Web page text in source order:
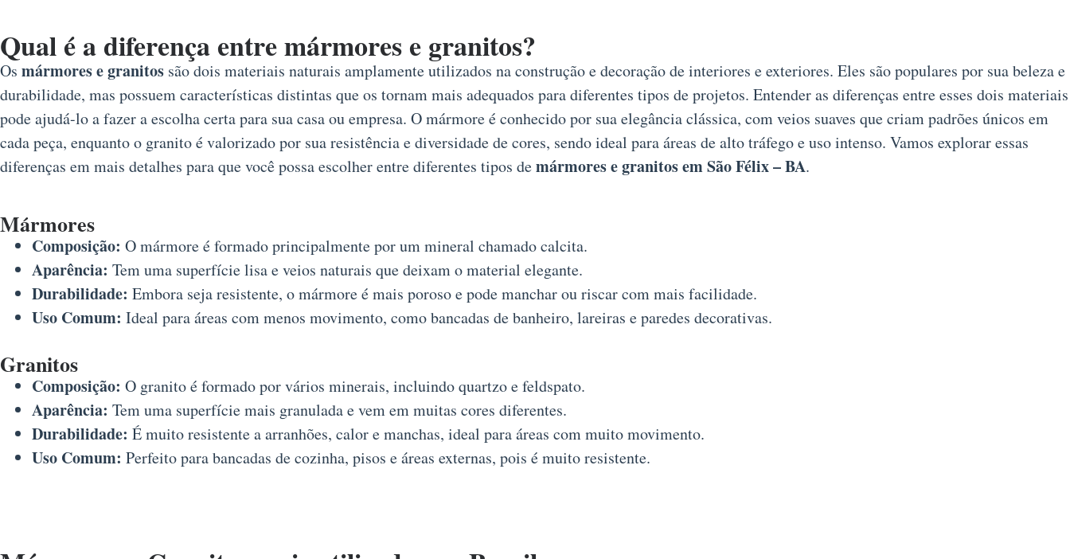
Qual é a diferença entre mármores e granitos?
Os mármores e granitos são dois materiais naturais amplamente utilizados na construção e decoração de interiores e exteriores. Eles são populares por sua beleza e
durabilidade, mas possuem características distintas que os tornam mais adequados para diferentes tipos de projetos. Entender as diferenças entre esses dois materiais
pode ajudá-lo a fazer a escolha certa para sua casa ou empresa. O mármore é conhecido por sua elegância clássica, com veios suaves que criam padrões únicos em
cada peça, enquanto o granito é valorizado por sua resistência e diversidade de cores, sendo ideal para áreas de alto tráfego e uso intenso. Vamos explorar essas
diferenças em mais detalhes para que você possa escolher entre diferentes tipos demármores e granitos em São Félix – BA.
Mármores
Composição: O mármore é formado principalmente por um mineral chamado calcita.
Aparência: Tem uma superfície lisa e veios naturais que deixam o material elegante.
Durabilidade: Embora seja resistente, o mármore é mais poroso e pode manchar ou riscar com mais facilidade.
Uso Comum: Ideal para áreas com menos movimento, como bancadas de banheiro, lareiras e paredes decorativas.
Granitos
Composição: O granito é formado por vários minerais, incluindo quartzo e feldspato.
Aparência: Tem uma superfície mais granulada e vem em muitas cores diferentes.
Durabilidade: É muito resistente a arranhões, calor e manchas, ideal para áreas com muito movimento.
Uso Comum: Perfeito para bancadas de cozinha, pisos e áreas externas, pois é muito resistente.